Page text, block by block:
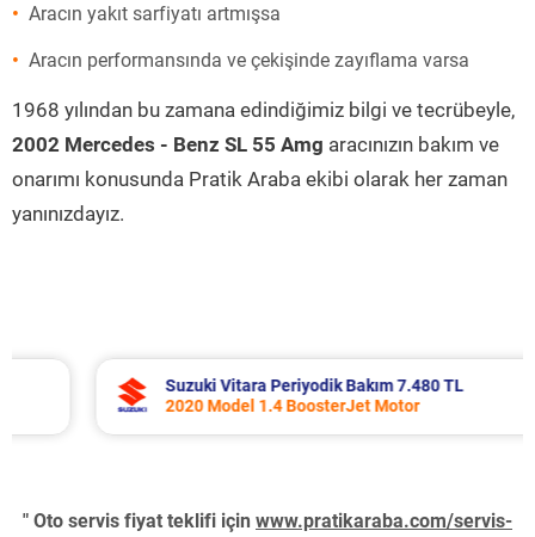
Aracın yakıt sarfiyatı artmışsa
Aracın performansında ve çekişinde zayıflama varsa
1968 yılından bu zamana edindiğimiz bilgi ve tecrübeyle,
2002 Mercedes - Benz SL 55 Amg aracınızın bakım ve
onarımı konusunda Pratik Araba ekibi olarak her zaman
yanınızdayız.
Suzuki Vitara Periyodik Bakım 7.480 TL
2020 Model 1.4 BoosterJet Motor
" Oto servis fiyat teklifi için www.pratikaraba.com/servis-